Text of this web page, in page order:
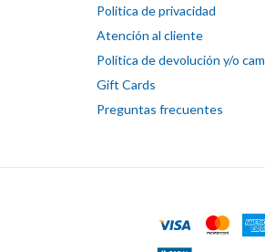
Política de privacidad
Atención al cliente
Política de devolución y/o
Gift Cards
Preguntas frecuentes